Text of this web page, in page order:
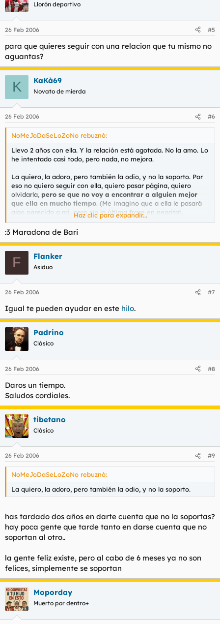
Llorón deportivo
26 Feb 2006 #5
para que quieres seguir con una relacion que tu mismo no
aguantas?
K KaKà69
Novato de mierda
26 Feb 2006 #6
NoMeJoDaSeLoZoNo rebuznó:
Llevo 2 años con ella. Y la relación está agotada. No la amo. Lo
he intentado casi todo, pero nada, no mejora.
La quiero, la adoro, pero también la odio, y no la soporto. Por
eso no quiero seguir con ella, quiero pasar página, quiero
olvidarla, pero se que no voy a encontrar a alguien mejor
que ella en mucho tiempo. (Me imagino que a ella le pasará
algo parecido a mi, pero sin la última frase en negrita).
Quiero vuestra mierda de opinión, porque yo ya me he
PD: Para todos los que me pidan amablemente que ponga esto
en el foro Ligue. Lo que quiero son opiniones, y en el foro
ligue, que ha fenecido, no voy a encontrar ninguna.
Haz clic para expandir...
:3 Maradona de Bari
F Flanker
Asiduo
26 Feb 2006 #7
Igual te pueden ayudar en este hilo.
Padrino
Clásico
26 Feb 2006 #8
Daros un tiempo.
Saludos cordiales.
tibetano
Clásico
26 Feb 2006 #9
NoMeJoDaSeLoZoNo rebuznó:
La quiero, la adoro, pero también la odio, y no la soporto.
has tardado dos años en darte cuenta que no la soportas?
hay poca gente que tarde tanto en darse cuenta que no
soportan al otro..
la gente feliz existe, pero al cabo de 6 meses ya no son
felices, simplemente se soportan
Moporday
Muerto por dentro+